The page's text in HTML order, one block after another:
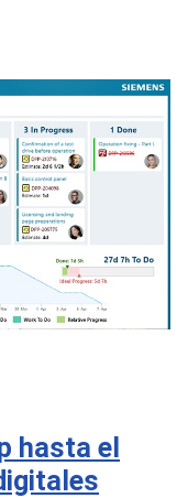
hasta el